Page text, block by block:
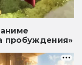
пробуждения»